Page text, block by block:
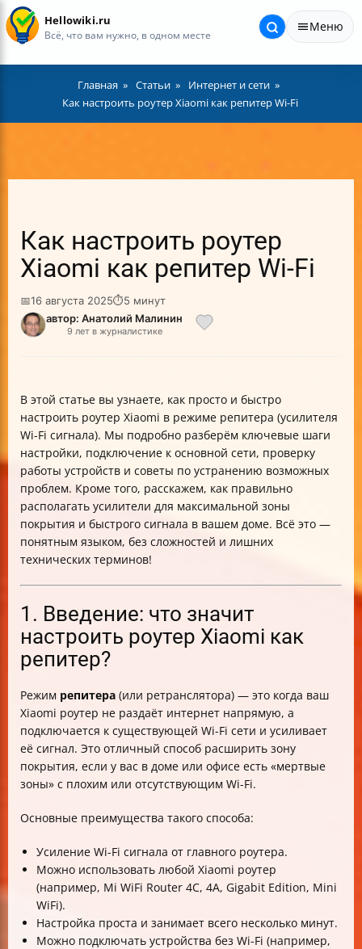
Hellowiki.ru
Всё, что вам нужно, в одном месте
Меню
Главная Статьи
Интернет и сети
Как настроить роутер Xiaomi как репитер Wi-Fi
Как настроить роутер
Xiaomi как репитер Wi-Fi
📅16 августа 2025⏱5 минут
автор: Анатолий Малинин
9 лет в журналистике
В этой статье вы узнаете, как просто и быстро
настроить роутер Xiaomi в режиме репитера (усилителя
Wi-Fi сигнала). Мы подробно разберём ключевые шаги
настройки, подключение к основной сети, проверку
работы устройств и советы по устранению возможных
проблем. Кроме того, расскажем, как правильно
располагать усилители для максимальной зоны
покрытия и быстрого сигнала в вашем доме. Всё это —
понятным языком, без сложностей и лишних
технических терминов!
1. Введение: что значит
настроить роутер Xiaomi как
репитер?
Режим репитера (или ретранслятора) — это когда ваш
Xiaomi роутер не раздаёт интернет напрямую, а
подключается к существующей Wi-Fi сети и усиливает
её сигнал. Это отличный способ расширить зону
покрытия, если у вас в доме или офисе есть «мертвые
зоны» с плохим или отсутствующим Wi-Fi.
Основные преимущества такого способа:
Усиление Wi-Fi сигнала от главного роутера.
Можно использовать любой Xiaomi роутер
(например, Mi WiFi Router 4C, 4A, Gigabit Edition, Mini
WiFi).
Настройка проста и занимает всего несколько минут.
Можно подключать устройства без Wi-Fi (например,